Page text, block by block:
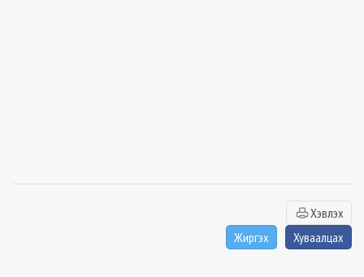
Хэвлэх
Жиргэх
Хуваалцах